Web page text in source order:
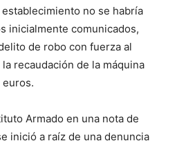
no se habría
inicialmente comunicados,
de robo con fuerza al
recaudación de la máquina
Armado en una nota de
inició a raíz de una denuncia